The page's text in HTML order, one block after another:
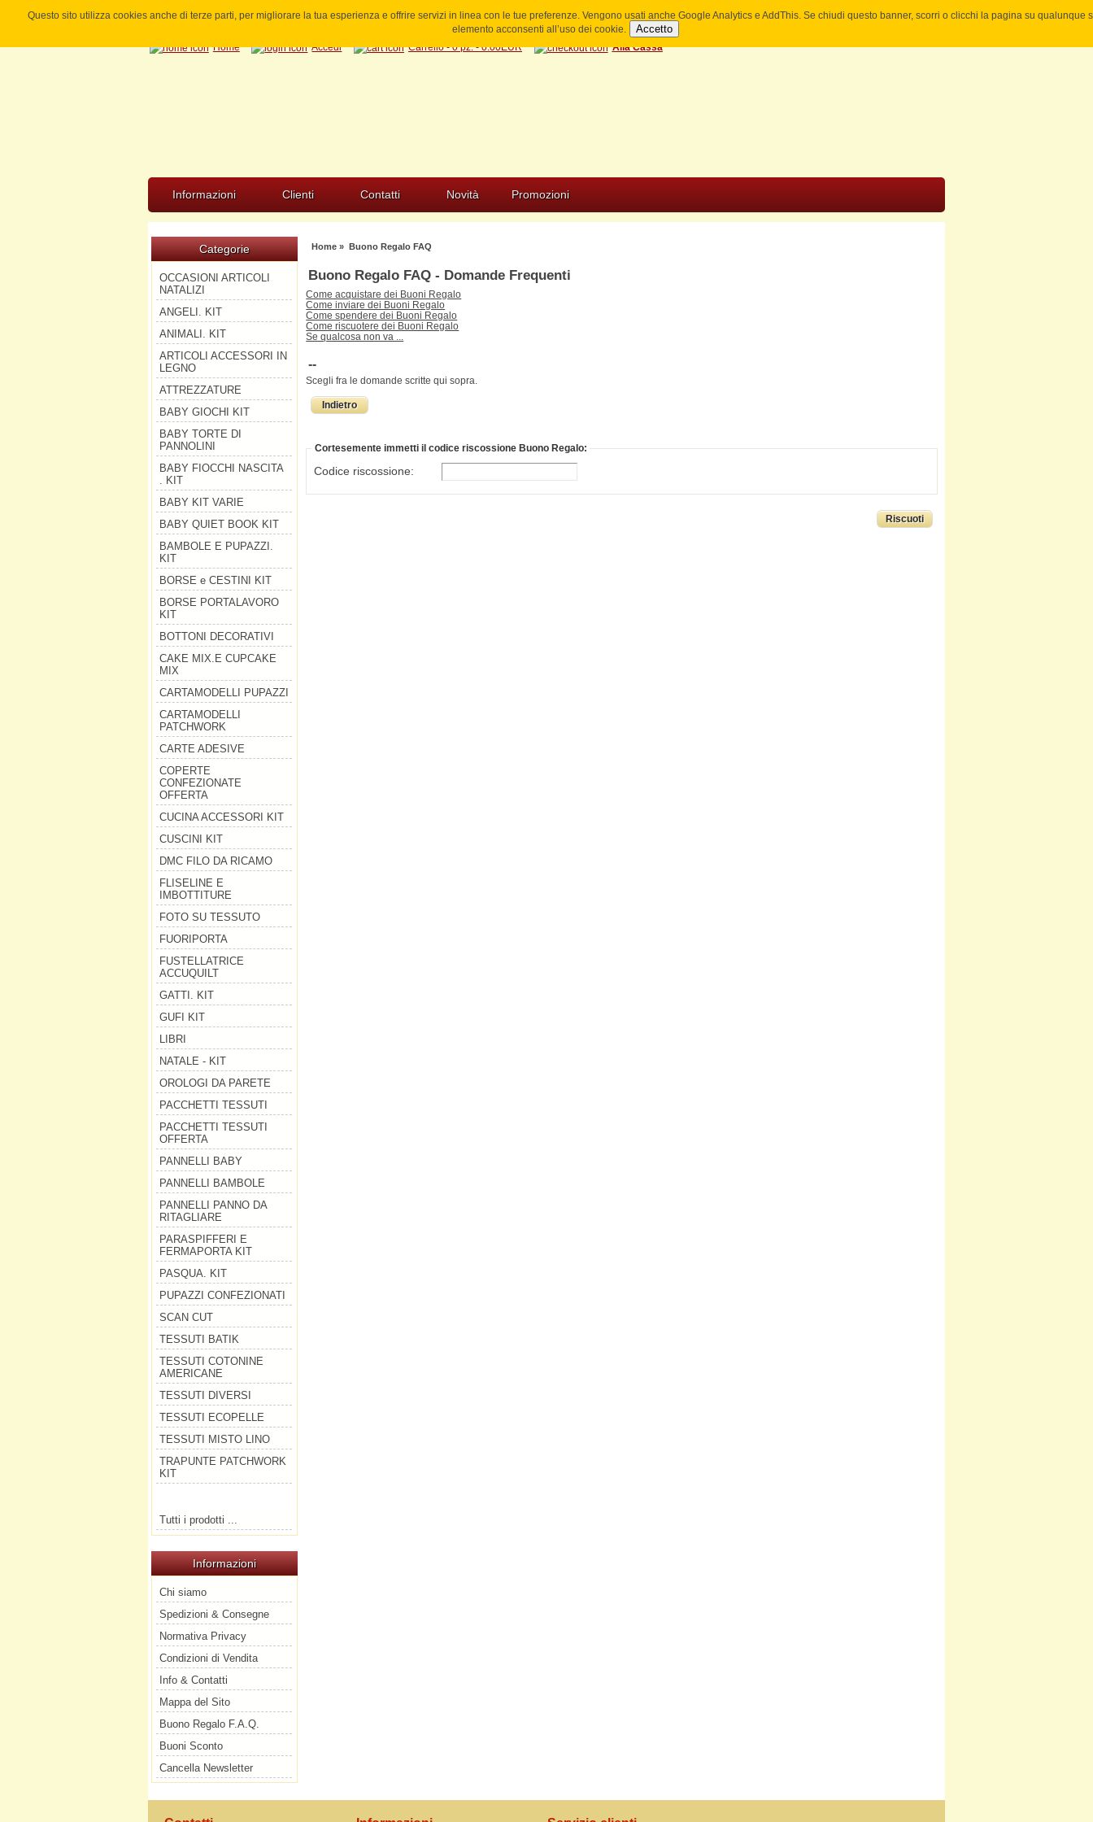
Questo sito utilizza cookies anche di terze parti, per migliorare la tua esperienza e offrire servizi in linea con le tue preferenze. Vengono usati anche Google Analytics e AddThis. Se chiudi questo banner, scorri o clicchi la pagina su qualunque
elemento acconsenti all’uso dei cookie.
Accetto
Home Accedi Carrello - 0 pz. - 0.00EUR Alla Cassa
Informazioni Clienti Contatti Novità Promozioni
Categorie
OCCASIONI ARTICOLI
NATALIZI
ANGELI. KIT
ANIMALI. KIT
ARTICOLI ACCESSORI IN
LEGNO
ATTREZZATURE
BABY GIOCHI KIT
BABY TORTE DI
PANNOLINI
BABY FIOCCHI NASCITA
. KIT
BABY KIT VARIE
BABY QUIET BOOK KIT
BAMBOLE E PUPAZZI.
KIT
BORSE e CESTINI KIT
BORSE PORTALAVORO
KIT
BOTTONI DECORATIVI
CAKE MIX.E CUPCAKE
MIX
CARTAMODELLI PUPAZZI
CARTAMODELLI
PATCHWORK
CARTE ADESIVE
COPERTE
CONFEZIONATE
OFFERTA
CUCINA ACCESSORI KIT
CUSCINI KIT
DMC FILO DA RICAMO
FLISELINE E
IMBOTTITURE
FOTO SU TESSUTO
FUORIPORTA
FUSTELLATRICE
ACCUQUILT
GATTI. KIT
GUFI KIT
LIBRI
NATALE - KIT
OROLOGI DA PARETE
PACCHETTI TESSUTI
PACCHETTI TESSUTI
OFFERTA
PANNELLI BABY
PANNELLI BAMBOLE
PANNELLI PANNO DA
RITAGLIARE
PARASPIFFERI E
FERMAPORTA KIT
PASQUA. KIT
PUPAZZI CONFEZIONATI
SCAN CUT
TESSUTI BATIK
TESSUTI COTONINE
AMERICANE
TESSUTI DIVERSI
TESSUTI ECOPELLE
TESSUTI MISTO LINO
TRAPUNTE PATCHWORK
KIT
Tutti i prodotti ...
Informazioni
Chi siamo
Spedizioni & Consegne
Normativa Privacy
Condizioni di Vendita
Info & Contatti
Mappa del Sito
Buono Regalo F.A.Q.
Buoni Sconto
Cancella Newsletter
Home» Buono Regalo FAQ
Buono Regalo FAQ - Domande Frequenti
Come acquistare dei Buoni Regalo
Come inviare dei Buoni Regalo
Come spendere dei Buoni Regalo
Come riscuotere dei Buoni Regalo
Se qualcosa non va ...
--
Scegli fra le domande scritte qui sopra.
Indietro
Cortesemente immetti il codice riscossione Buono Regalo:
Codice riscossione: